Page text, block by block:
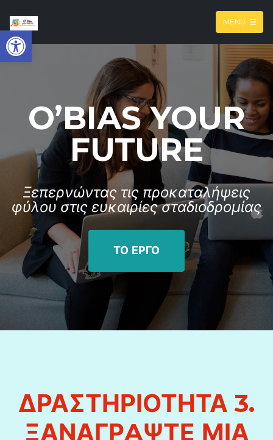
Open toolbar
MENU
O’BIAS YOUR
FUTURE
Ξεπερνώντας τις προκαταλήψεις
φύλου στις ευκαιρίες σταδιοδρομίας
ΤΟ ΕΡΓΟ
ΔΡΑΣΤΗΡΙΟΤΗΤΑ 3.
ΞΑΝΑΓΡAΨΤΕ ΜΙΑ